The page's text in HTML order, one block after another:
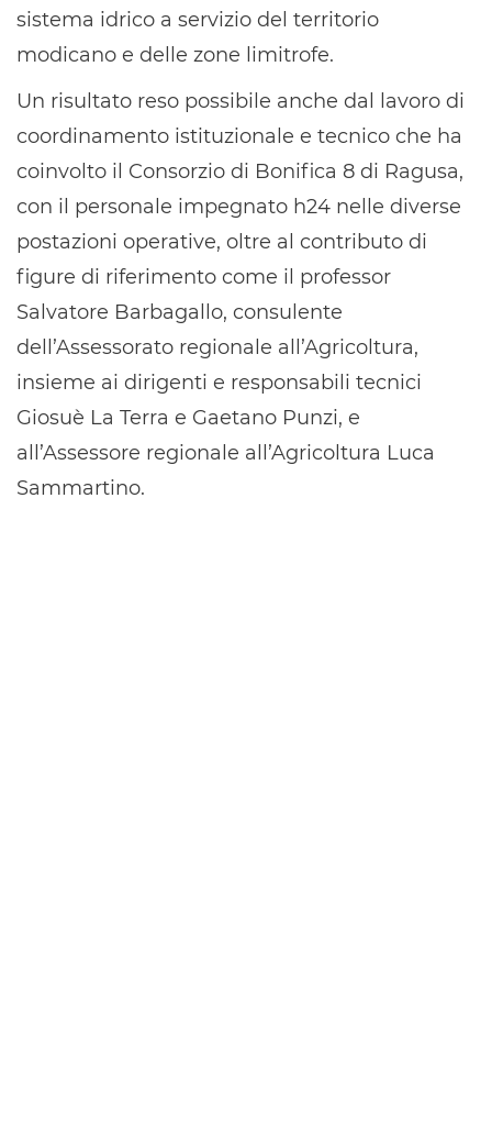
sistema idrico a servizio del territorio
modicano e delle zone limitrofe.
Un risultato reso possibile anche dal lavoro di
coordinamento istituzionale e tecnico che ha
coinvolto il Consorzio di Bonifica 8 di Ragusa,
con il personale impegnato h24 nelle diverse
postazioni operative, oltre al contributo di
figure di riferimento come il professor
Salvatore Barbagallo, consulente
dell’Assessorato regionale all’Agricoltura,
insieme ai dirigenti e responsabili tecnici
Giosuè La Terra e Gaetano Punzi, e
all’Assessore regionale all’Agricoltura Luca
Sammartino.